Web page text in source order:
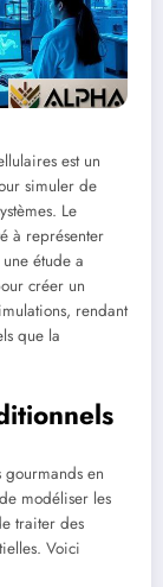
est un
simuler de
Le
à représenter
étude a
créer un
rendant
que la
gourmands en
modéliser les
traiter des
Voici